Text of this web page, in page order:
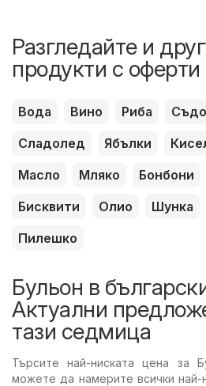
Разгледайте и
продукти с оферти
Вода Вино Риба
Сладолед
Ябълки
Масло
Мляко Бонбони
Бисквити
Олио Шунка
Пилешко
Бульон в
Актуални
тази седмица
Търсите най-ниската цена за
можете да намерите всички най-